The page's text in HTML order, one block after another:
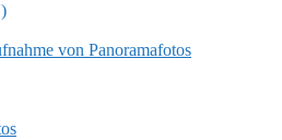
von Panoramafotos